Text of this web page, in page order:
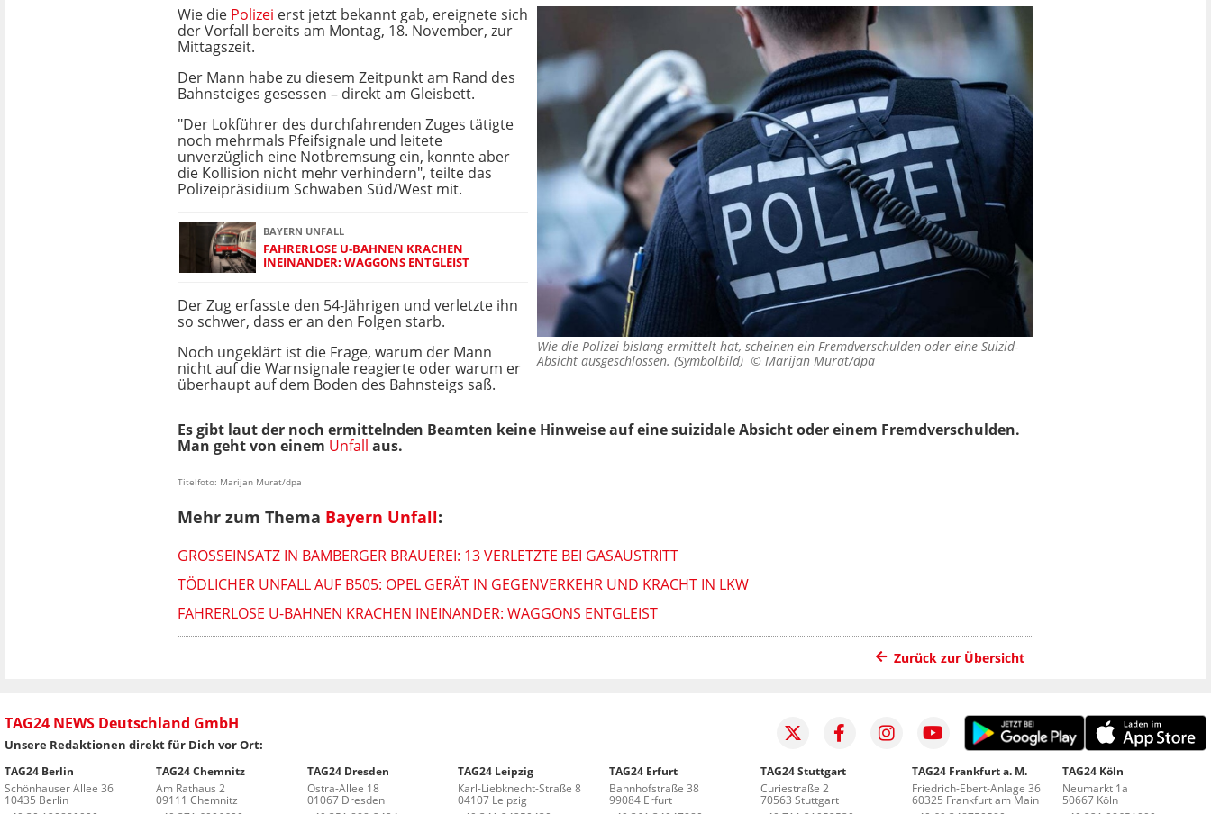
Wie die Polizei bislang ermittelt hat, scheinen ein Fremdverschulden oder eine Suizid-
Absicht ausgeschlossen. (Symbolbild) © Marijan Murat/dpa
Wie die Polizei erst jetzt bekannt gab, ereignete sich
der Vorfall bereits am Montag, 18. November, zur
Mittagszeit.
Der Mann habe zu diesem Zeitpunkt am Rand des
Bahnsteiges gesessen – direkt am Gleisbett.
"Der Lokführer des durchfahrenden Zuges tätigte
noch mehrmals Pfeifsignale und leitete
unverzüglich eine Notbremsung ein, konnte aber
die Kollision nicht mehr verhindern", teilte das
Polizeipräsidium Schwaben Süd/West mit.
BAYERN UNFALL
FAHRERLOSE U-BAHNEN KRACHEN
INEINANDER: WAGGONS ENTGLEIST
Der Zug erfasste den 54-Jährigen und verletzte ihn
so schwer, dass er an den Folgen starb.
Noch ungeklärt ist die Frage, warum der Mann
nicht auf die Warnsignale reagierte oder warum er
überhaupt auf dem Boden des Bahnsteigs saß.
Es gibt laut der noch ermittelnden Beamten keine Hinweise auf eine suizidale Absicht oder einem Fremdverschulden.
Man geht von einem Unfall aus.
Titelfoto: Marijan Murat/dpa
Mehr zum Thema Bayern Unfall:
GROSSEINSATZ IN BAMBERGER BRAUEREI: 13 VERLETZTE BEI GASAUSTRITT
TÖDLICHER UNFALL AUF B505: OPEL GERÄT IN GEGENVERKEHR UND KRACHT IN LKW
FAHRERLOSE U-BAHNEN KRACHEN INEINANDER: WAGGONS ENTGLEIST
Zurück zur Übersicht
TAG24 NEWS Deutschland GmbH
Unsere Redaktionen direkt für Dich vor Ort:
TAG24 Berlin
Schönhauser Allee 36
10435 Berlin
TAG24 Chemnitz
Am Rathaus 2
09111 Chemnitz
TAG24 Dresden
Ostra-Allee 18
01067 Dresden
TAG24 Leipzig
Karl-Liebknecht-Straße 8
04107 Leipzig
TAG24 Erfurt
Bahnhofstraße 38
99084 Erfurt
TAG24 Stuttgart
Curiestraße 2
70563 Stuttgart
TAG24 Frankfurt a. M.
Friedrich-Ebert-Anlage 36
60325 Frankfurt am Main
TAG24 Köln
Neumarkt 1a
50667 Köln